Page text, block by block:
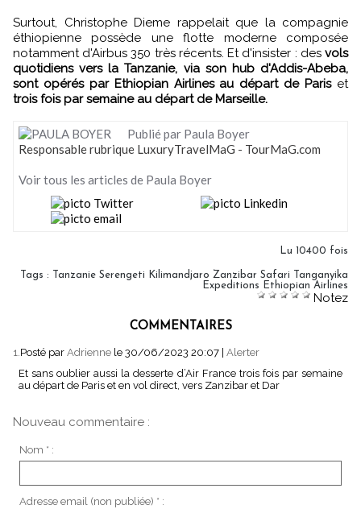
Surtout, Christophe Dieme rappelait que la compagnie
éthiopienne possède une flotte moderne composée
notamment d'Airbus 350 très récents. Et d'insister : des vols
quotidiens vers la Tanzanie, via son hub d'Addis-Abeba,
sont opérés par Ethiopian Airlines au départ de Pariset
trois fois par semaine au départ de Marseille.
Publié par Paula Boyer
Responsable rubrique LuxuryTravelMaG - TourMaG.com
Voir tous les articles de Paula Boyer
Lu 10400 fois
Tags :
Tanzanie Serengeti Kilimandjaro Zanzibar Safari Tanganyika
Expeditions Ethiopian Airlines
Notez
COMMENTAIRES
1. Posté par Adrienne le 30/06/2023 20:07 | Alerter
Et sans oublier aussi la desserte d’Air France trois fois par semaine
au départ de Paris et en vol direct, vers Zanzibar et Dar
Nouveau commentaire :
Nom * :
Adresse email (non publiée) * :